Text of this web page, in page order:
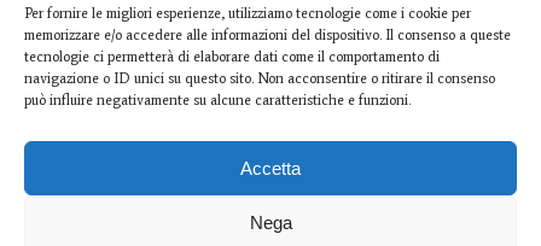
Per fornire le migliori esperienze, utilizziamo tecnologie come i cookie per
memorizzare e/o accedere alle informazioni del dispositivo. Il consenso a queste
tecnologie ci permetterà di elaborare dati come il comportamento di
navigazione o ID unici su questo sito. Non acconsentire o ritirare il consenso
può influire negativamente su alcune caratteristiche e funzioni.
Accetta
Nega
Immobiliari